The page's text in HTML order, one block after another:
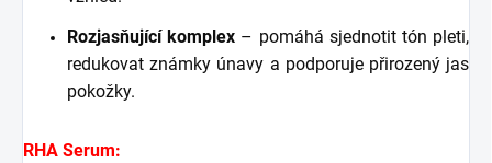
Rozjasňující komplex – pomáhá sjednotit tón pleti,
redukovat známky únavy a podporuje přirozený jas
pokožky.
RHA Serum: